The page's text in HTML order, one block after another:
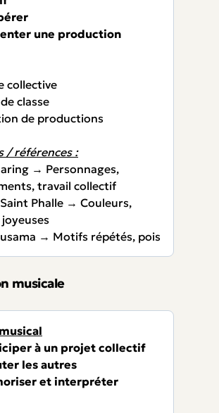
une production
collective
classe
de productions
/ références :
→ Personnages,
travail collectif
Phalle → Couleurs,
→ Motifs répétés, pois
musicale
à un projet collectif
les autres
et interpréter